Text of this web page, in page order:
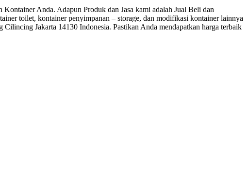
Anda. Adapun Produk dan Jasa kami adalah Jual Beli dan
toilet, kontainer penyimpanan – storage, dan modifikasi kontainer lainnya
Jakarta 14130 Indonesia. Pastikan Anda mendapatkan harga terbaik